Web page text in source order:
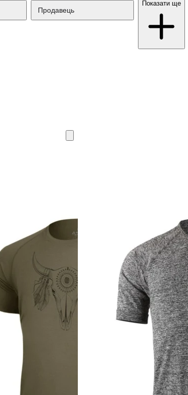
Продавець
Показати ще